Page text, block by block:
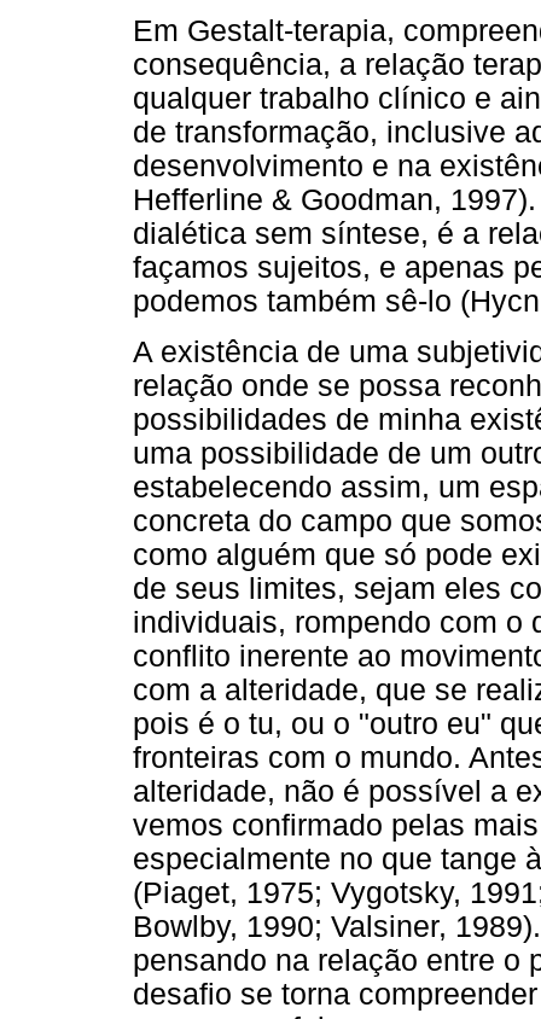
Em Gestalt-terapia,
consequência, a relação
qualquer trabalho clínico e
de transformação, inclusive
desenvolvimento e na
Hefferline & Goodman,
dialética sem síntese, é a
façamos sujeitos, e apenas
podemos também sê-lo
A existência de uma
relação onde se possa
possibilidades de minha
uma possibilidade de um
estabelecendo assim, um
concreta do campo que
como alguém que só pode
de seus limites, sejam eles
individuais, rompendo com o
conflito inerente ao
com a alteridade, que se
pois é o tu, ou o "outro eu"
fronteiras com o mundo.
alteridade, não é possível a
vemos confirmado pelas
especialmente no que tange
(Piaget, 1975; Vygotsky,
Bowlby, 1990; Valsiner,
pensando na relação entre o
desafio se torna